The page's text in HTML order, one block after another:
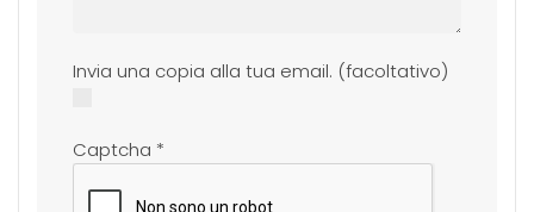
Invia una copia alla tua email. (facoltativo)
Captcha *